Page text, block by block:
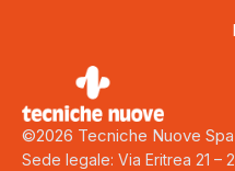
©2026 Tecniche Nuove
Sede legale: Via Eritrea 21 –